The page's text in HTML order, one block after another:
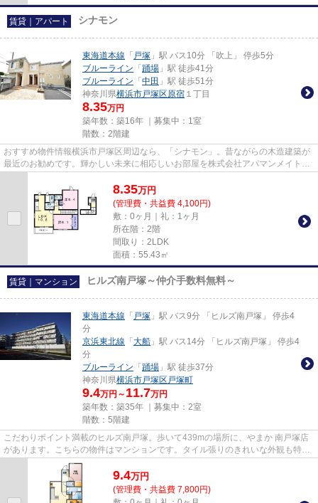
賃貸｜アパート シナモン
東海道本線 「 戸塚 」駅 バス10分 「吹上」 停歩5分
ブルーライン 「 踊場 」駅 徒歩41分
ブルーライン 「 中田 」駅 徒歩51分
神奈川県横浜市戸塚区原宿 １丁目
8.35万円
築年数：築16年 ｜募集中： 1室
階数：2階建
おすすめ物件情報横浜市戸塚区周辺なら、「シナモン」。昔ながらの木造建築が
最近のお勧めです。輝かしい未来に相応しいお部屋を株式会社アパマンメイトが
8.35万円
(管理費・共益費 4,100円)
敷：0ヶ月｜礼：1ヶ月
所在階：2階
間取り：2LDK
面積：55.43㎡
賃貸｜マンション ヒルズ南戸塚～仲介手数料無料～
東海道本線 「 戸塚 」駅 バス9分 「ヒルズ南戸塚」 停歩4
分
京浜東北線 「 大船 」駅 バス14分 「ヒルズ南戸塚」 停歩4
分
ブルーライン 「 踊場 」駅 徒歩37分
神奈川県横浜市戸塚区 戸塚町
9.4万円～ 11.7万円
築年数：築35年 ｜募集中： 2室
階数：5階建
こだわりポイント満載のヒルズ南戸塚。歩いて439mの場所に、やまか 南戸塚店
があります。こちらの物件はマンションです。タイル張りのきれいな外観も特徴
の一つです。気になることがあ...
9.4万円
(管理費・共益費 7,800円)